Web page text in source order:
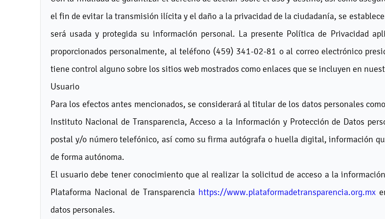
el fin de evitar la transmisión ilícita y el daño a la privacidad de la ciudadanía, se
será usada y protegida su información personal. La presente Política de Privacidad
proporcionados personalmente, al teléfono (459) 341-02-81 o al correo electrónico
tiene control alguno sobre los sitios web mostrados como enlaces que se incluyen en
Usuario
Para los efectos antes mencionados, se considerará al titular de los datos personales
Instituto Nacional de Transparencia, Acceso a la Información y Protección de Datos
postal y/o número telefónico, así como su firma autógrafa o huella digital, información
de forma autónoma.
El usuario debe tener conocimiento que al realizar la solicitud de acceso a la
Plataforma Nacional de Transparencia https://www.plataformadetransparencia.org.mx
datos personales.